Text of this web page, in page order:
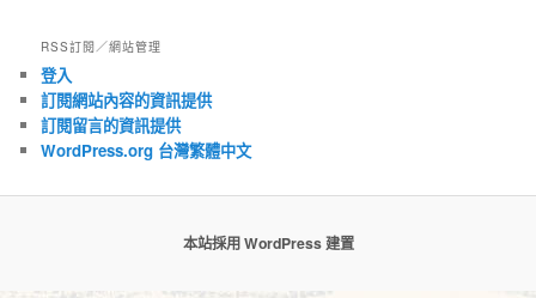
RSS訂閱／網站管理
登入
訂閱網站內容的資訊提供
訂閱留言的資訊提供
WordPress.org 台灣繁體中文
本站採用 WordPress 建置